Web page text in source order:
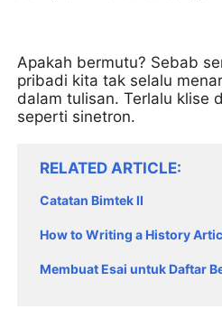
Apakah bermutu? Sebab
pribadi kita tak selalu
dalam tulisan. Terlalu klise
seperti sinetron.
RELATED ARTICLE
Catatan Bimtek II
How to Writing a History
Membuat Esai untuk Daftar